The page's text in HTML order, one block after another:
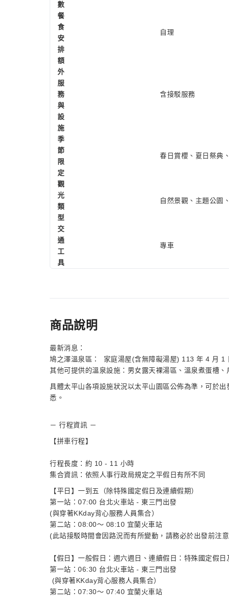
數
餐
食
安
排
自理
額
外
服
務
與
設
施
含接駁服務
季
節
限
定
春日賞櫻、夏日祭典
觀
光
類
型
自然景觀、主題公園
交
通
工
具
專車
商品說明
最新消息：
鳩之澤溫泉區： 家庭湯屋(含無障礙湯屋) 113 年 4 月 1
其他可提供的溫泉設施：男女露天裸湯區、溫泉煮蛋槽
具體太平山各項設施狀況以太平山園區公佈為準，可於出
悉。
－ 行程資訊 －
【拼車行程】
行程長度：約 10 - 11 小時
集合資訊：依照人事行政局規定之平假日有所不同
【平日】一到五（除特殊國定假日及連續假期）
第一站：07:00 台北火車站 - 東三門出發
(與穿著KKday背心服務人員集合）
第二站：08:00～ 08:10 宜蘭火車站
(此站接駁時間會因路況而有所變動，請務必於出發前注
【假日】一般假日：週六週日、連續假日：特殊國定假日
第一站：06:30 台北火車站 - 東三門出發
(與穿著KKday背心服務人員集合）
第二站：07:30～ 07:40 宜蘭火車站